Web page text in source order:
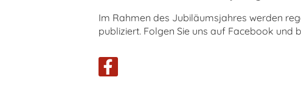
Im Rahmen des Jubiläumsjahres werden
publiziert. Folgen Sie uns auf Facebook und